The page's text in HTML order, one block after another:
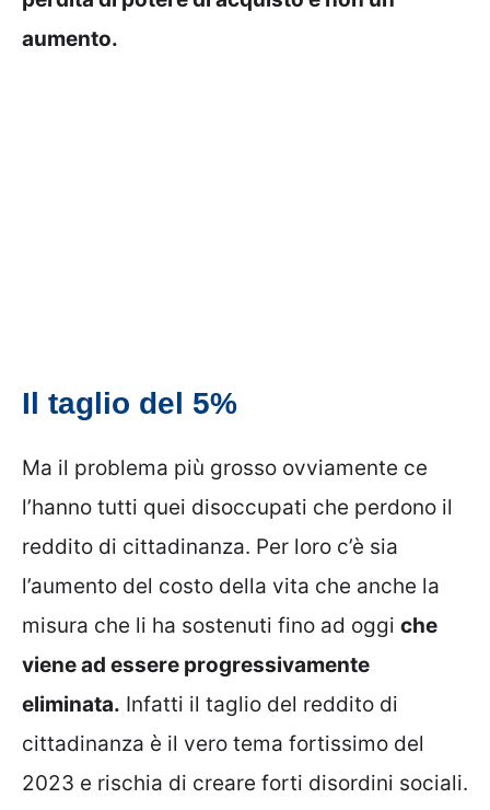
aumento.
Il taglio del 5%
Ma il problema più grosso ovviamente ce
l’hanno tutti quei disoccupati che perdono il
reddito di cittadinanza. Per loro c’è sia
l’aumento del costo della vita che anche la
misura che li ha sostenuti fino ad oggi che
viene ad essere progressivamente
eliminata. Infatti il taglio del reddito di
cittadinanza è il vero tema fortissimo del
2023 e rischia di creare forti disordini sociali.